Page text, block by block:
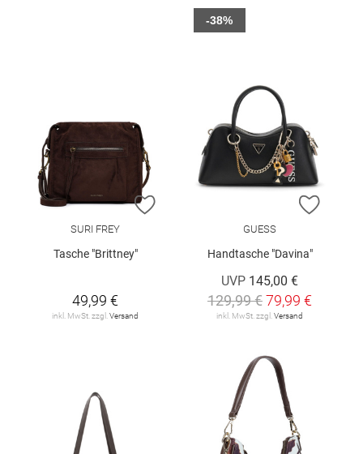
ZUR WUNSCHLISTE HINZUFÜGEN
SURI FREY
Tasche "Brittney"
49,99 €
inkl. MwSt. zzgl.Versand
ZUR
GUESS
Handtasche "Davina"
UVP 145,00 €
129,99 €79,99 €
inkl. MwSt. zzgl.Versand
-38%